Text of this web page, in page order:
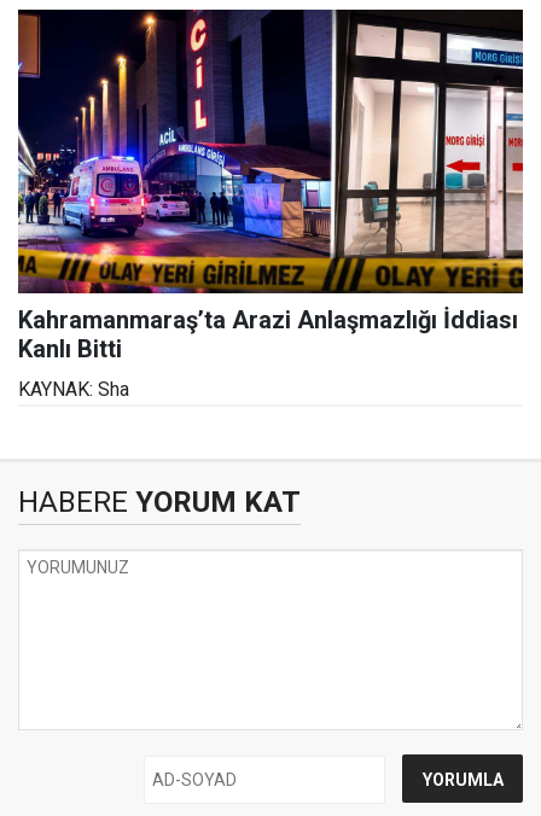
Kahramanmaraş’ta Arazi Anlaşmazlığı İddiası
Kanlı Bitti
KAYNAK: Sha
HABERE YORUM KAT